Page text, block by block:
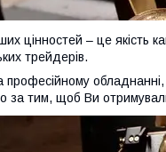
цінностей – це якість
трейдерів.
обладнанні,
за тим, щоб Ви